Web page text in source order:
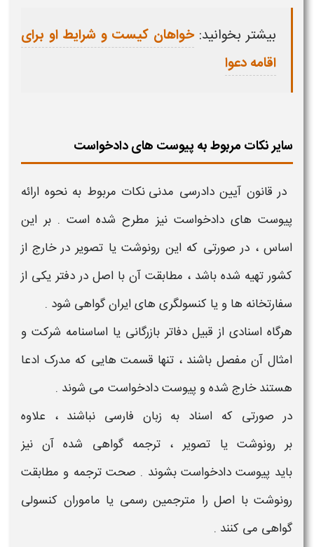
بیشتر بخوانید: خواهان کیست و شرایط او برای
اقامه دعوا
سایر نکات مربوط به پیوست های دادخواست
در قانون آیین دادرسی مدنی نکات مربوط به نحوه ارائه
پیوست های دادخواست نیز مطرح شده است . بر این
اساس ، در صورتی که این رونوشت یا تصویر در خارج از
کشورتهیه شده باشد ، مطابقت آن با اصل دردفتر یکی از
سفارتخانه ها و یا کنسولگری های ایران گواهی شود .
هرگاه اسنادی از قبیل دفاتر بازرگانی یا اساسنامه شرکت و
امثال آن مفصل باشند ، تنها قسمت هایی که مدرک ادعا
هستند خارج شدهوپیوست دادخواست می شوند .
در صورتی که اسناد به زبان فارسی نباشند ، علاوه
بر رونوشت یا تصویر ، ترجمه گواهی شده آن نیز
باید پیوست دادخواست بشوند . صحت ترجمه و مطابقت
رونوشت با اصل را مترجمین رسمی یا ماموران کنسولی
گواهی می کنند .